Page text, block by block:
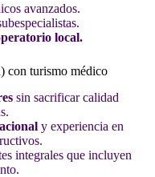
avanzados.
local.
con turismo médico
sin sacrificar calidad
y experiencia en
integrales que incluyen